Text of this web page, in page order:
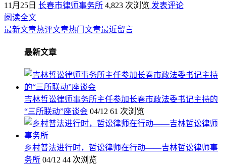
11月25日 长春市律师事务所 4,823 次浏览 发表评论
阅读全文
最新文章热评文章热门文章最近留言
最新文章
吉林哲讼律师事务所主任参加长春市政法委书记主持的
“三所联动”座谈会 04/12 61 次浏览
乡村普法进行时，哲讼律师在行动——吉林哲讼律师事
务所 04/12 44 次浏览